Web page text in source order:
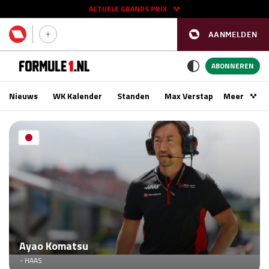
AANMELDEN
ACTUELE GRANDS PRIX
11 - 13 sep
Race
zo 15:00 - 17:00
GP AZERBEIDZJAN 2026 24 - 26 sep
Kwalificatie
GP SINGAPORE 2026 09 - 11 okt
Kwalificatie
za 15:00 - 16:00
Race
zo 14:00 - 16:00
ABONNEREN
Nieuws WK Kalender Standen Max VerstappenMeer
Ayao Komatsu
- HAAS